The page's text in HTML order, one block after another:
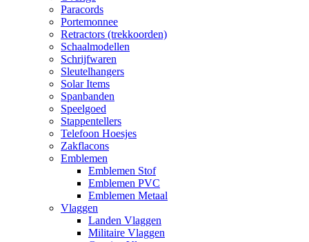
Paracords
Portemonnee
Retractors (trekkoorden)
Schaalmodellen
Schrijfwaren
Sleutelhangers
Solar Items
Spanbanden
Speelgoed
Stappentellers
Telefoon Hoesjes
Zakflacons
Emblemen
Emblemen Stof
Emblemen PVC
Emblemen Metaal
Vlaggen
Landen Vlaggen
Militaire Vlaggen